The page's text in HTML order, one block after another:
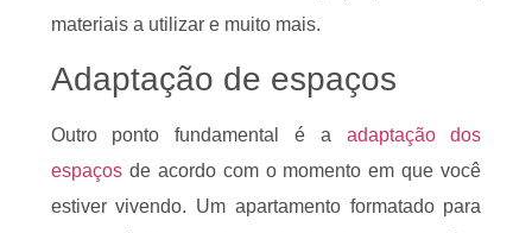
materiais a utilizar e muito mais.
Adaptação de espaços
Outro ponto fundamental é a adaptação dos
espaçosde acordo com o momento em que você
estiver vivendo. Um apartamento formatado para